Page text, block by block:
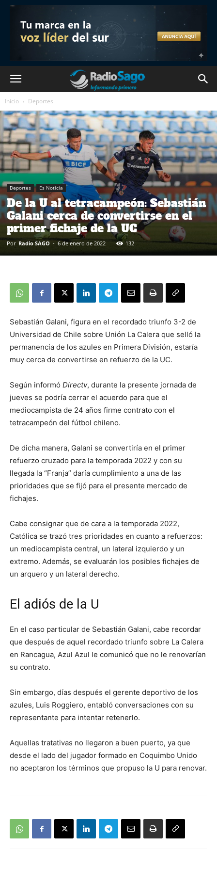
Inicio Deportes
Deportes Es Noticia
De la U al tetracampeón: Sebastián
Galani cerca de convertirse en el
primer fichaje de la UC
Por Radio SAGO - 6 de enero de 2022 132
Sebastián Galani, figura en el recordado triunfo 3-2 de
Universidad de Chile sobre Unión La Calera que selló la
permanencia de los azules en Primera División, estaría
muy cerca de convertirse en refuerzo de la UC.
Según informó Directv, durante la presente jornada de
jueves se podría cerrar el acuerdo para que el
mediocampista de 24 años firme contrato con el
tetracampeón del fútbol chileno.
De dicha manera, Galani se convertiría en el primer
refuerzo cruzado para la temporada 2022 y con su
llegada la “Franja” daría cumplimiento a una de las
prioridades que se fijó para el presente mercado de
fichajes.
Cabe consignar que de cara a la temporada 2022,
Católica se trazó tres prioridades en cuanto a refuerzos:
un mediocampista central, un lateral izquierdo y un
extremo. Además, se evaluarán los posibles fichajes de
un arquero y un lateral derecho.
El adiós de la U
En el caso particular de Sebastián Galani, cabe recordar
que después de aquel recordado triunfo sobre La Calera
en Rancagua, Azul Azul le comunicó que no le renovarían
su contrato.
Sin embargo, días después el gerente deportivo de los
azules, Luis Roggiero, entabló conversaciones con su
representante para intentar retenerlo.
Aquellas tratativas no llegaron a buen puerto, ya que
desde el lado del jugador formado en Coquimbo Unido
no aceptaron los términos que propuso la U para renovar.